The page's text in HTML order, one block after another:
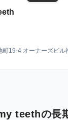
19-4 オーナーズビル
teethの長